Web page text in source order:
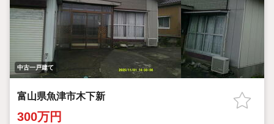
中古一戸建て
富山県魚津市木下新
300万円